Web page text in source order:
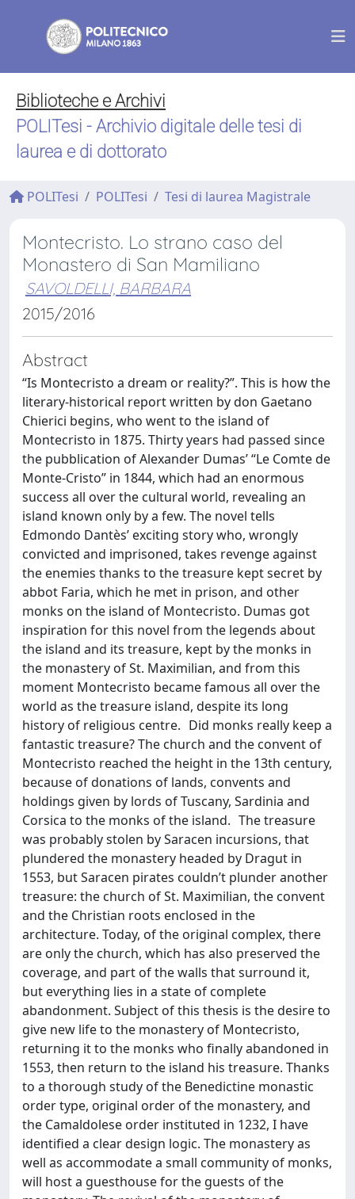
Biblioteche e Archivi
POLITesi - Archivio digitale delle tesi di
laurea e di dottorato
POLITesi POLITesi Tesi di laurea Magistrale
Montecristo. Lo strano caso del
Monastero di San Mamiliano
SAVOLDELLI, BARBARA
2015/2016
Abstract
“Is Montecristo a dream or reality?”. This is how the
literary-historical report written by don Gaetano
Chierici begins, who went to the island of
Montecristo in 1875. Thirty years had passed since
the pubblication of Alexander Dumas’ “Le Comte de
Monte-Cristo” in 1844, which had an enormous
success all over the cultural world, revealing an
island known only by a few. The novel tells
Edmondo Dantès’ exciting story who, wrongly
convicted and imprisoned, takes revenge against
the enemies thanks to the treasure kept secret by
abbot Faria, which he met in prison, and other
monks on the island of Montecristo. Dumas got
inspiration for this novel from the legends about
the island and its treasure, kept by the monks in
the monastery of St. Maximilian, and from this
moment Montecristo became famous all over the
world as the treasure island, despite its long
history of religious centre. Did monks really keep a
fantastic treasure? The church and the convent of
Montecristo reached the height in the 13th century,
because of donations of lands, convents and
holdings given by lords of Tuscany, Sardinia and
Corsica to the monks of the island. The treasure
was probably stolen by Saracen incursions, that
plundered the monastery headed by Dragut in
1553, but Saracen pirates couldn’t plunder another
treasure: the church of St. Maximilian, the convent
and the Christian roots enclosed in the
architecture. Today, of the original complex, there
are only the church, which has also preserved the
coverage, and part of the walls that surround it,
but everything lies in a state of complete
abandonment. Subject of this thesis is the desire to
give new life to the monastery of Montecristo,
returning it to the monks who finally abandoned in
1553, then return to the island his treasure. Thanks
to a thorough study of the Benedictine monastic
order type, original order of the monastery, and
the Camaldolese order instituted in 1232, I have
identified a clear design logic. The monastery as
well as accommodate a small community of monks,
will host a guesthouse for the guests of the